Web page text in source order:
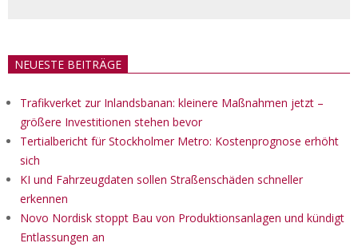
NEUESTE BEITRÄGE
Trafikverket zur Inlandsbanan: kleinere Maßnahmen jetzt –
größere Investitionen stehen bevor
Tertialbericht für Stockholmer Metro: Kostenprognose erhöht
sich
KI und Fahrzeugdaten sollen Straßenschäden schneller
erkennen
Novo Nordisk stoppt Bau von Produktionsanlagen und kündigt
Entlassungen an